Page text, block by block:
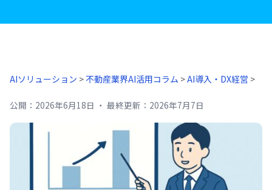
AIソリューション >不動産業界AI活用コラム >AI導入・DX経営 >
公開： 2026年6月18日 ・ 最終更新： 2026年7月7日